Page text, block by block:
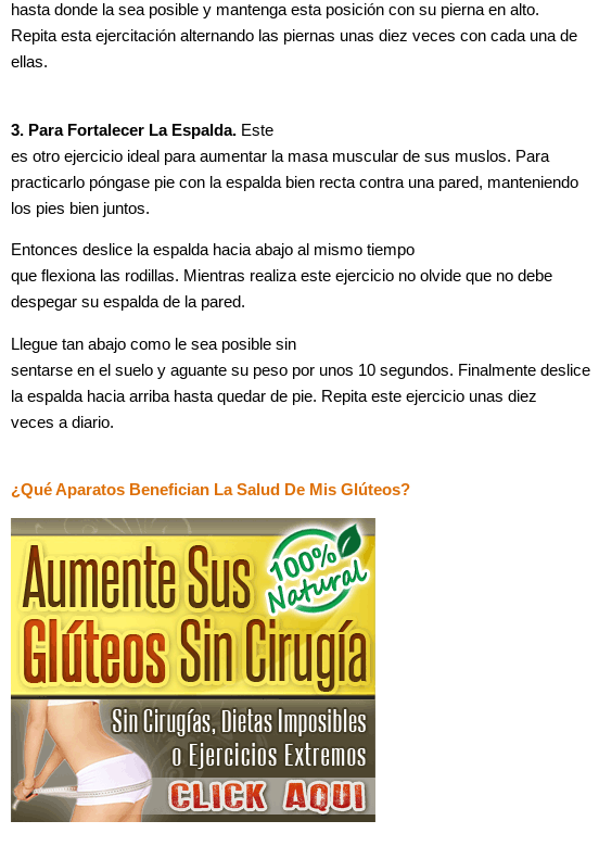
hasta donde la sea posible y mantenga esta posición con su pierna en alto.
Repita esta ejercitación alternando las piernas unas diez veces con cada una de
ellas.
3. Para Fortalecer La Espalda. Este
es otro ejercicio ideal para aumentar la masa muscular de sus muslos. Para
practicarlo póngase pie con la espalda bien recta contra una pared, manteniendo
los pies bien juntos.
Entonces deslice la espalda hacia abajo al mismo tiempo
que flexiona las rodillas. Mientras realiza este ejercicio no olvide que no debe
despegar su espalda de la pared.
Llegue tan abajo como le sea posible sin
sentarse en el suelo y aguante su peso por unos 10 segundos. Finalmente deslice
la espalda hacia arriba hasta quedar de pie. Repita este ejercicio unas diez
veces a diario.
¿Qué Aparatos Benefician La Salud De Mis Glúteos?